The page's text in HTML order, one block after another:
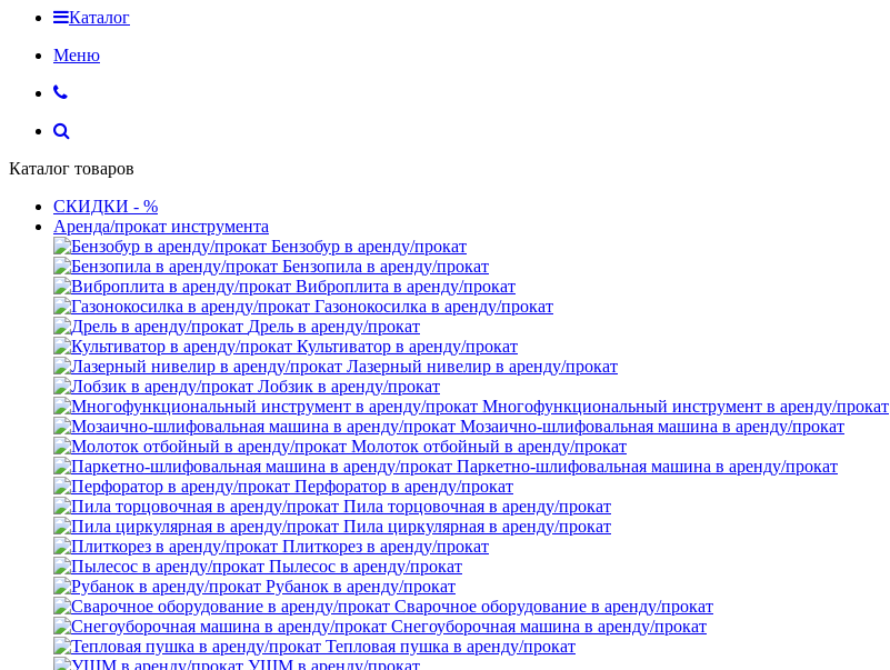
Каталог
Меню
Каталог товаров
СКИДКИ - %
Аренда/прокат инструмента
Бензобур в аренду/прокат
Бензопила в аренду/прокат
Виброплита в аренду/прокат
Газонокосилка в аренду/прокат
Дрель в аренду/прокат
Культиватор в аренду/прокат
Лазерный нивелир в аренду/прокат
Лобзик в аренду/прокат
Многофункциональный инструмент в аренду/прокат
Мозаично-шлифовальная машина в аренду/прокат
Молоток отбойный в аренду/прокат
Паркетно-шлифовальная машина в аренду/прокат
Перфоратор в аренду/прокат
Пила торцовочная в аренду/прокат
Пила циркулярная в аренду/прокат
Плиткорез в аренду/прокат
Пылесос в аренду/прокат
Рубанок в аренду/прокат
Сварочное оборудование в аренду/прокат
Снегоуборочная машина в аренду/прокат
Тепловая пушка в аренду/прокат
УШМ в аренду/прокат